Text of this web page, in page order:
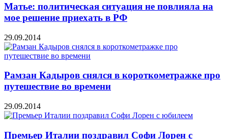
Матье: политическая ситуация не повлияла на
мое решение приехать в РФ
29.09.2014
Рамзан Кадыров снялся в короткометражке про
путешествие во времени
29.09.2014
Премьер Италии поздравил Софи Лорен с